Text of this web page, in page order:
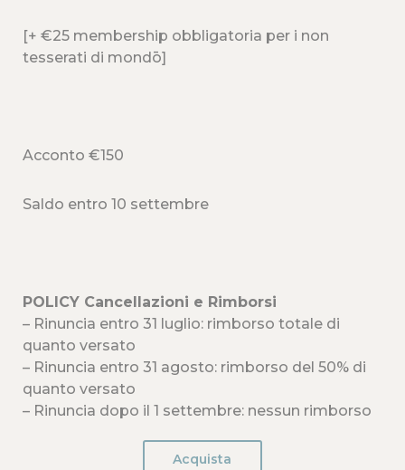
[+ €25 membership obbligatoria per i non
tesserati di mondō]
Acconto €150
Saldo entro 10 settembre
POLICY Cancellazioni e Rimborsi
– Rinuncia entro 31 luglio: rimborso totale di
quanto versato
– Rinuncia entro 31 agosto: rimborso del 50% di
quanto versato
– Rinuncia dopo il 1 settembre: nessun rimborso
Acquista